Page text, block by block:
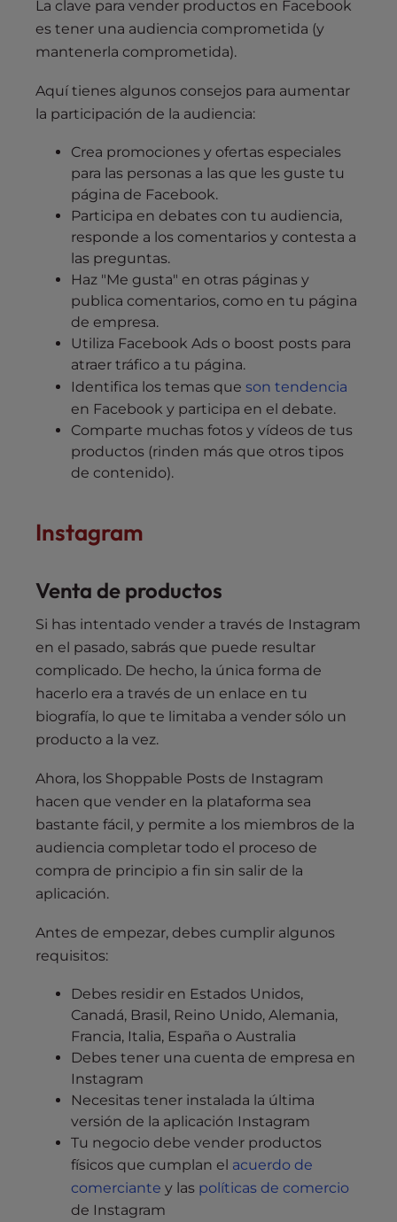
La clave para vender productos en Facebook
es tener una audiencia comprometida (y
mantenerla comprometida).
Aquí tienes algunos consejos para aumentar
la participación de la audiencia:
Crea promociones y ofertas especiales
para las personas a las que les guste tu
página de Facebook.
Participa en debates con tu audiencia,
responde a los comentarios y contesta a
las preguntas.
Haz "Me gusta" en otras páginas y
publica comentarios, como en tu página
de empresa.
Utiliza Facebook Ads o boost posts para
atraer tráfico a tu página.
Identifica los temas que son tendencia
en Facebook y participa en el debate.
Comparte muchas fotos y vídeos de tus
productos (rinden más que otros tipos
de contenido).
Instagram
Venta de productos
Si has intentado vender a través de Instagram
en el pasado, sabrás que puede resultar
complicado. De hecho, la única forma de
hacerlo era a través de un enlace en tu
biografía, lo que te limitaba a vender sólo un
producto a la vez.
Ahora, los Shoppable Posts de Instagram
hacen que vender en la plataforma sea
bastante fácil, y permite a los miembros de la
audiencia completar todo el proceso de
compra de principio a fin sin salir de la
aplicación.
Antes de empezar, debes cumplir algunos
requisitos:
Debes residir en Estados Unidos,
Canadá, Brasil, Reino Unido, Alemania,
Francia, Italia, España o Australia
Debes tener una cuenta de empresa en
Instagram
Necesitas tener instalada la última
versión de la aplicación Instagram
Tu negocio debe vender productos
físicos que cumplan el acuerdo de
comerciante y las políticas de comercio
de Instagram